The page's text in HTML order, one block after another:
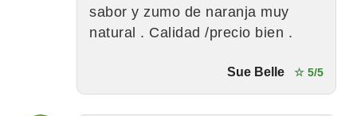
sabor y zumo de naranja muy
natural . Calidad /precio bien .
Sue Belle ☆ 5/5